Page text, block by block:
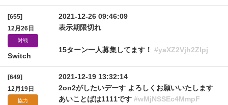
[655]
12月26日
対戦
Switch
2021-12-26 09:46:09
表示期限切れ
15ターン一人募集してます！ #yaXZ2Vjh2Zlpj
[649]
12月19日
協力
2021-12-19 13:32:14
2on2がしたいデーす よろしくお願いいたします
あいことばは1111です #wMjNSSEc4MmpF